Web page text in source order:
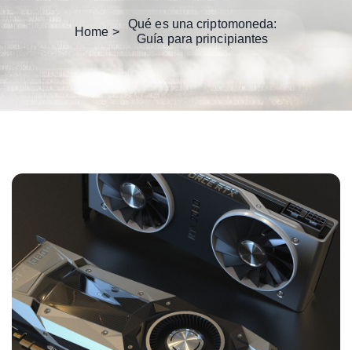
Home
Qué es una criptomoneda:
Guía para principiantes
Navegación
de
entradas